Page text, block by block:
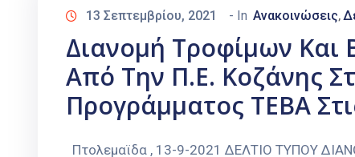
13 Σεπτεμβρίου, 2021 - In Ανακοινώσεις‚
Διανομή Τροφίμων Και
Από Την Π.Ε. Κοζάνης
Προγράμματος ΤΕΒΑ
Πτολεμαϊδα , 13-9-2021 ΔΕΛΤΙΟ ΤΥΠΟΥ